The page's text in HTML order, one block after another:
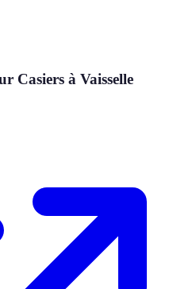
Casiers à Vaisselle